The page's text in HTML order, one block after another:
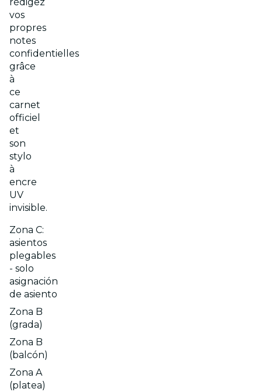
vos
propres
notes
confidentielles
grâce
à
ce
carnet
officiel
et
son
stylo
à
encre
UV
invisible.
Zona C:
asientos
plegables
- solo
asignación
de asiento
Zona B
(grada)
Zona B
(balcón)
Zona A
(platea)